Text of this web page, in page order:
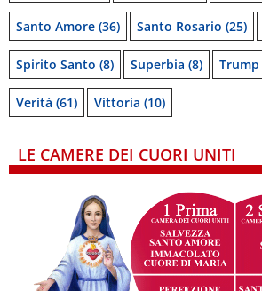
Santo Amore (36) Santo Rosario (25)
Spirito Santo (8) Superbia (8) Trump
Verità (61) Vittoria (10)
LE CAMERE DEI CUORI UNITI